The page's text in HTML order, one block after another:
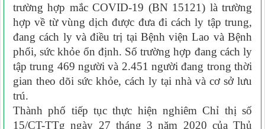
trường hợp mắc COVID-19 (BN 15121) là trường
hợp về từ vùng dịch được đưa đi cách ly tập trung,
đang cách ly và điều trị tại Bệnh viện Lao và Bệnh
phổi, sức khỏe ổn định. Số trường hợp đang cách ly
tập trung 469 người và 2.451 người đang trong thời
gian theo dõi sức khỏe, cách ly tại nhà và cơ sở lưu
trú.
Thành phố tiếp tục thực hiện nghiêm Chỉ thị số
15/CT-TTg ngày 27 tháng 3 năm 2020 của Thủ